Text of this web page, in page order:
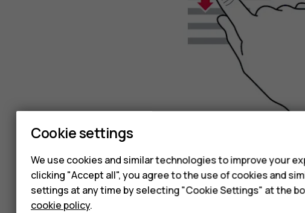
Deslice el dedo con un
Para dejar de desplazarse,
Cookie settings
We use cookies and similar technologies to improve your
clicking "Accept all", you agree to the use of cookies and
settings at any time by selecting "Cookie Settings" at the
cookie policy.